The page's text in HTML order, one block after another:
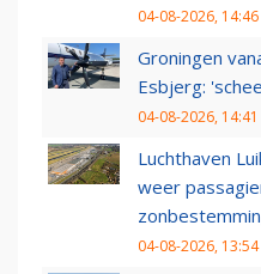
04-08-2026, 14:46
Groningen
Esbjerg:
04-08-2026, 14:41
Luchthaven
weer
04-08-2026, 13:54